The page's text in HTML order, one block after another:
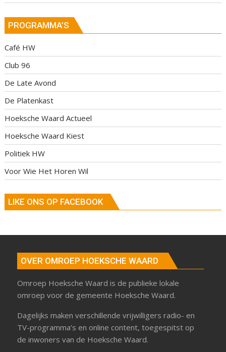
PROGRAMMA’S
Café HW
Club 96
De Late Avond
De Platenkast
Hoeksche Waard Actueel
Hoeksche Waard Kiest
Politiek HW
Voor Wie Het Horen Wil
LIKE ONS OP FACEBOOK
OVER OMROEP HOEKSCHE WAARD
Omroep Hoeksche Waard is de publieke lokale
omroep voor de gemeente Hoeksche Waard.
Dagelijks maken verschillende vrijwilligers radio- en
TV-programma’s en online content, toegespitst op
de inwoners van de Hoeksche Waard.